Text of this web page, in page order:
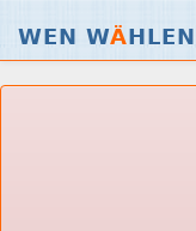
WEN WÄHLEN